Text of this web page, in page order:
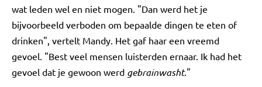
wat leden wel en niet mogen. "Dan werd het je
bijvoorbeeld verboden om bepaalde dingen te eten of
drinken", vertelt Mandy. Het gaf haar een vreemd
gevoel. "Best veel mensen luisterden ernaar. Ik had het
gevoel dat je gewoon werd gebrainwasht."